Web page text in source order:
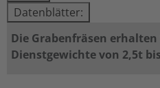
Datenblätter:
Die Grabenfräsen erhalten
Dienstgewichte von 2,5t